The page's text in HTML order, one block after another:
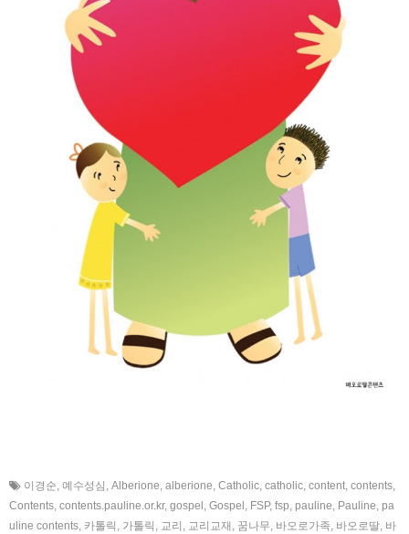
이경순, 예수성심 , Alberione, alberione, Catholic, catholic, content, contents,
Contents, contents.pauline.or.kr, gospel , Gospel , FSP, fsp, pauline, Pauline, pa
uline contents, 카톨릭 , 가톨릭 , 교리 , 교리교재 , 꿈나무, 바오로가족, 바오로딸, 바